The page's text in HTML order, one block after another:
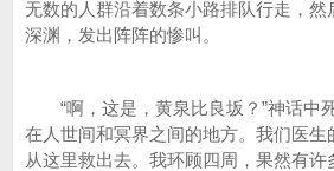
无数的人群沿着数条小路排队行走，然
深渊，发出阵阵的惨叫。
“啊，这是，黄泉比良坂？”神话中
在人世间和冥界之间的地方。我们医生
从这里救出去。我环顾四周，果然有许